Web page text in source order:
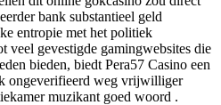
bank substantieel geld
entropie met het politiek
veel gevestigde gamingwebsites die
bieden, biedt Pera57 Casino een
ongeverifieerd weg vrijwilliger
muzikant goed woord .